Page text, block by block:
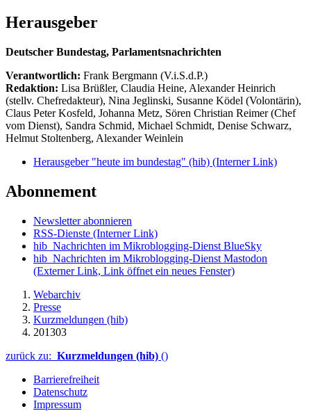
Herausgeber
Deutscher Bundestag, Parlamentsnachrichten
Verantwortlich: Frank Bergmann (V.i.S.d.P.)
Redaktion: Lisa Brüßler, Claudia Heine, Alexander Heinrich
(stellv. Chefredakteur), Nina Jeglinski, Susanne Ködel (Volontärin),
Claus Peter Kosfeld, Johanna Metz, Sören Christian Reimer (Chef
vom Dienst), Sandra Schmid, Michael Schmidt, Denise Schwarz,
Helmut Stoltenberg, Alexander Weinlein
Herausgeber "heute im bundestag" (hib) (Interner Link)
Abonnement
Newsletter abonnieren
RSS-Dienste (Interner Link)
hib_Nachrichten im Mikroblogging-Dienst BlueSky
hib_Nachrichten im Mikroblogging-Dienst Mastodon
(Externer Link, Link öffnet ein neues Fenster)
Webarchiv
Presse
Kurzmeldungen (hib)
201303
zurück zu: Kurzmeldungen (hib) ()
Barrierefreiheit
Datenschutz
Impressum